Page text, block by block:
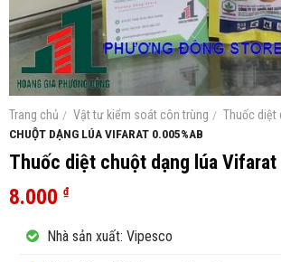
Trang chủ / Vật tư kiểm soát côn trùng / Thuốc diệt
CHUỘT DẠNG LÚA VIFARAT 0.005%AB
Thuốc diệt chuột dạng lúa Vifarat
8.000 ₫
Nhà sản xuất: Vipesco